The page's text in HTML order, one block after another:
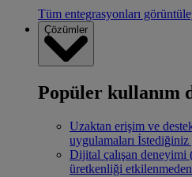
Tüm entegrasyonları
Çözümler
Popüler kullanım
Uzaktan erişim ve
uygulamaları
Dijital çalışan
üretkenliği